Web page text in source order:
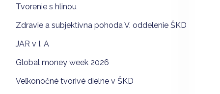
Tvorenie s hlinou
Zdravie a subjektívna pohoda V. oddelenie ŠKD
JAR v I. A
Global money week 2026
Veľkonočné tvorivé dielne v ŠKD